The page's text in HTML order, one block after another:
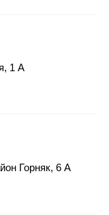
1 А
Горняк, 6 А